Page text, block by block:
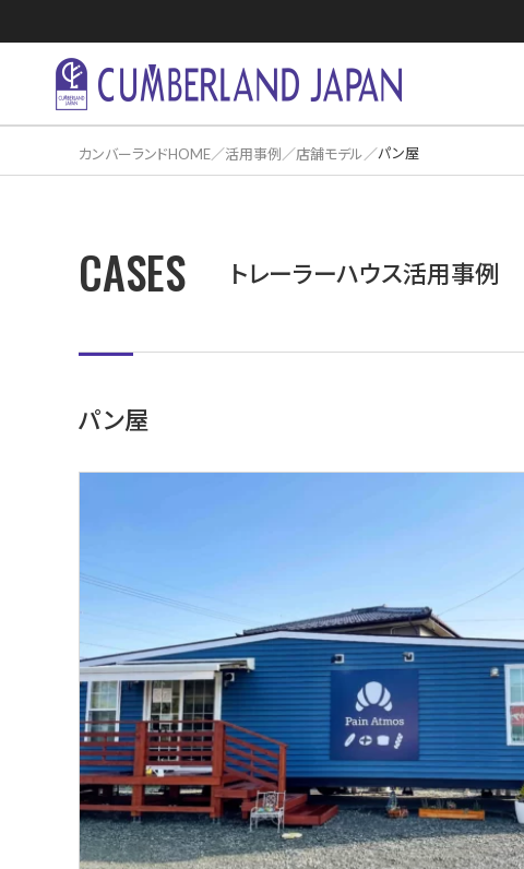
カンバーランドHOME 活用事例 店舗モデル パン屋
CASES トレーラーハウス活用事例
パン屋